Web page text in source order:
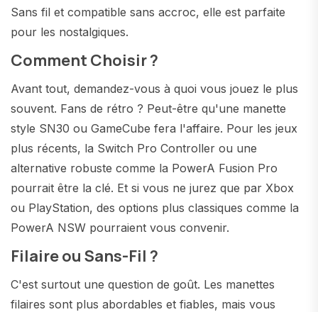
Sans fil et compatible sans accroc, elle est parfaite
pour les nostalgiques.
Comment Choisir ?
Avant tout, demandez-vous à quoi vous jouez le plus
souvent. Fans de rétro ? Peut-être qu'une manette
style SN30 ou GameCube fera l'affaire. Pour les jeux
plus récents, la Switch Pro Controller ou une
alternative robuste comme la PowerA Fusion Pro
pourrait être la clé. Et si vous ne jurez que par Xbox
ou PlayStation, des options plus classiques comme la
PowerA NSW pourraient vous convenir.
Filaire ou Sans-Fil ?
C'est surtout une question de goût. Les manettes
filaires sont plus abordables et fiables, mais vous